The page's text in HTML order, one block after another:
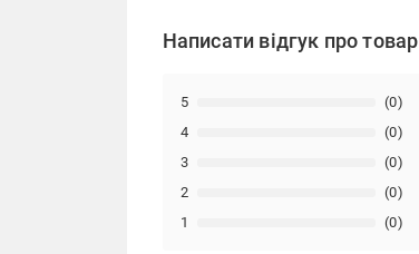
Написати відгук про товар
1 (0)
2 (0)
3 (0)
4 (0)
5 (0)